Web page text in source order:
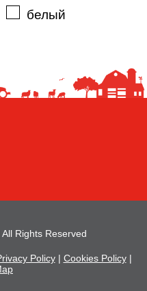
белый
Rights Reserved
Policy| Cookies Policy|